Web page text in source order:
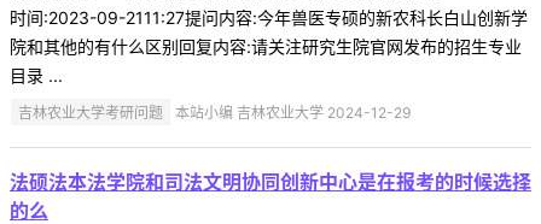
时间:2023-09-2111:27提问内容:今年兽医专硕的新农科长白山创新学
院和其他的有什么区别回复内容:请关注研究生院官网发布的招生专业
目录 ...
吉林农业大学考研问题 本站小编 吉林农业大学 2024-12-29
法硕法本法学院和司法文明协同创新中心是在报考的时候选择
的么